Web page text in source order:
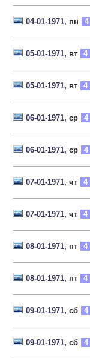
04-01-1971, пн 4
05-01-1971, вт 4
05-01-1971, вт 4
06-01-1971, ср 4
06-01-1971, ср 4
07-01-1971, чт 4
07-01-1971, чт 4
08-01-1971, пт 4
08-01-1971, пт 4
09-01-1971, сб 4
09-01-1971, сб 4